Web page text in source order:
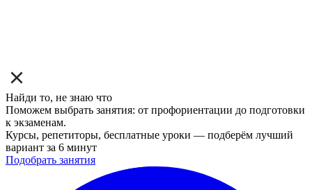
Найди то, не знаю что
Поможем выбрать занятия: от профориентации до подготовки
к экзаменам.
Курсы, репетиторы, бесплатные уроки — подберём лучший
вариант за 6 минут
Подобрать занятия